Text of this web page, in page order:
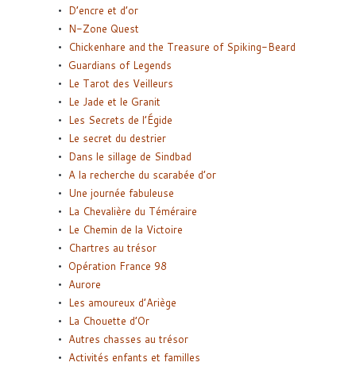
D’encre et d’or
N-Zone Quest
Chickenhare and the Treasure of Spiking-Beard
Guardians of Legends
Le Tarot des Veilleurs
Le Jade et le Granit
Les Secrets de l’Égide
Le secret du destrier
Dans le sillage de Sindbad
A la recherche du scarabée d’or
Une journée fabuleuse
La Chevalière du Téméraire
Le Chemin de la Victoire
Chartres au trésor
Opération France 98
Aurore
Les amoureux d’Ariège
La Chouette d’Or
Autres chasses au trésor
Activités enfants et familles